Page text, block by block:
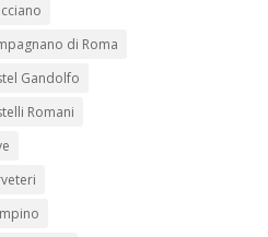
di Roma
Gandolfo
Romani